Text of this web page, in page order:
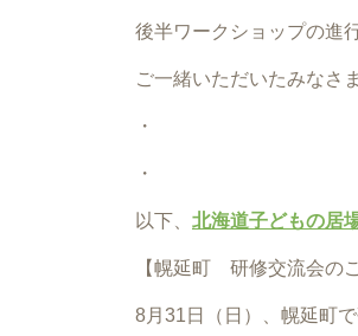
後半ワークショップの進
ご一緒いただいたみなさ
・
・
以下、 北海道子どもの居
【幌延町 研修交流会の
8月31日（日）、幌延町